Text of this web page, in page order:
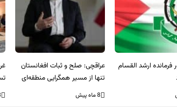
و ثبات افغانستان
همگرایی منطقه‌ای
غریب آبادی: مردم ایران هرگز
تسلیم تهدیدات و تجاوزات
نخواهند شد و متحد و منسجم
8 ماه پیش 8